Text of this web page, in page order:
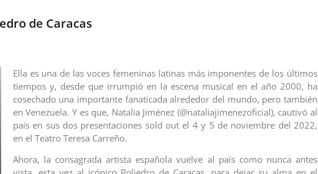
de Caracas
Ella es una de las voces femeninas latinas más imponentes de los últimos
tiempos y, desde que irrumpió en la escena musical en el año 2000, ha
cosechado una importante fanaticada alrededor del mundo, pero también
en Venezuela. Y es que, Natalia Jiménez (@nataliajimenezoficial), cautivó al
país en sus dos presentaciones sold out el 4 y 5 de noviembre del 2022,
en el Teatro Teresa Carreño.
Ahora, la consagrada artista española vuelve al país como nunca antes